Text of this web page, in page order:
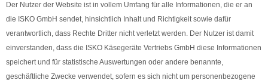
Der Nutzer der Website ist in vollem Umfang für alle Informationen, die er an
die ISKO GmbH sendet, hinsichtlich Inhalt und Richtigkeit sowie dafür
verantwortlich, dass Rechte Dritter nicht verletzt werden. Der Nutzer ist damit
einverstanden, dass die ISKO Käsegeräte Vertriebs GmbH diese Informationen
speichert und für statistische Auswertungen oder andere benannte,
geschäftliche Zwecke verwendet, sofern es sich nicht um personenbezogene